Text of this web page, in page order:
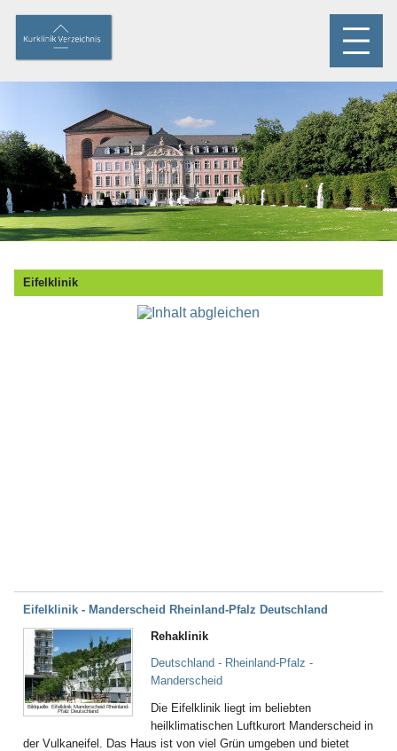
Eifelklinik
Eifelklinik - Manderscheid Rheinland-Pfalz Deutschland
Bildquelle: Eifelklinik Manderscheid Rheinland-
Pfalz Deutschland
Rehaklinik
Deutschland - Rheinland-Pfalz -
Manderscheid
Die Eifelklinik liegt im beliebten
heilklimatischen Luftkurort Manderscheid in
der Vulkaneifel. Das Haus ist von viel Grün umgeben und bietet